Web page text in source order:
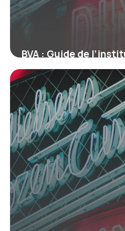
BVA : Guide de
français
10 juillet 2026